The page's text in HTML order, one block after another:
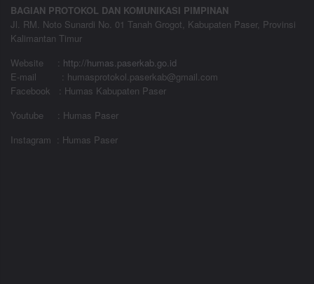
BAGIAN PROTOKOL DAN KOMUNIKASI PIMPINAN
Jl. RM. Noto Sunardi No. 01 Tanah Grogot, Kabupaten Paser, Provinsi
Kalimantan Timur
Website
: http://humas.paserkab.go.id
E-mail : humasprotokol.paserkab@gmail.com
Facebook : Humas Kabupaten Paser
Youtube : Humas Paser
Instagram : Humas Paser